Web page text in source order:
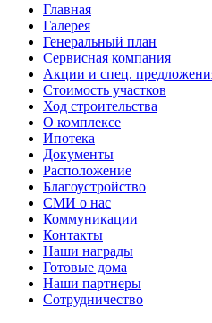
Главная
Галерея
Генеральный план
Сервисная компания
Акции и спец.
Стоимость участков
Ход строительства
О комплексе
Ипотека
Документы
Расположение
Благоустройство
СМИ о нас
Коммуникации
Контакты
Наши награды
Готовые дома
Наши партнеры
Сотрудничество